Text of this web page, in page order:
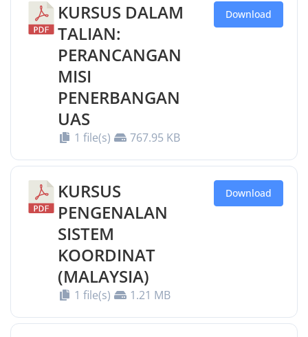
KURSUS DALAM
TALIAN:
PERANCANGAN
MISI
PENERBANGAN
UAS
1 file(s) 767.95 KB
Download
KURSUS
PENGENALAN
SISTEM
KOORDINAT
(MALAYSIA)
1 file(s) 1.21 MB
Download